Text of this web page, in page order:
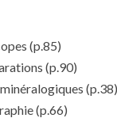
(p.85)
(p.90)
(p.38)
(p.66)